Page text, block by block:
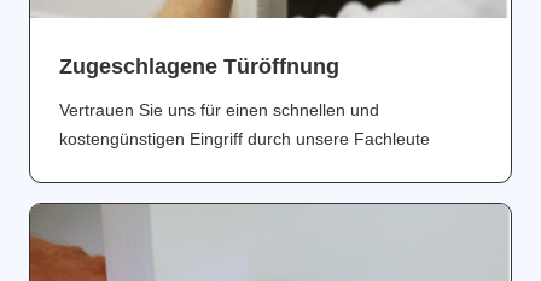
Zugeschlagene Türöffnung
Vertrauen Sie uns für einen schnellen und
kostengünstigen Eingriff durch unsere Fachleute